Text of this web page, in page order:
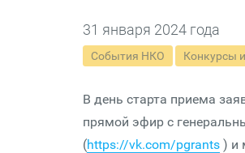
31 января 2024 года
События НКО Конкурсы
В день старта приема
прямой эфир с
(https://vk.com/pgrants ) и